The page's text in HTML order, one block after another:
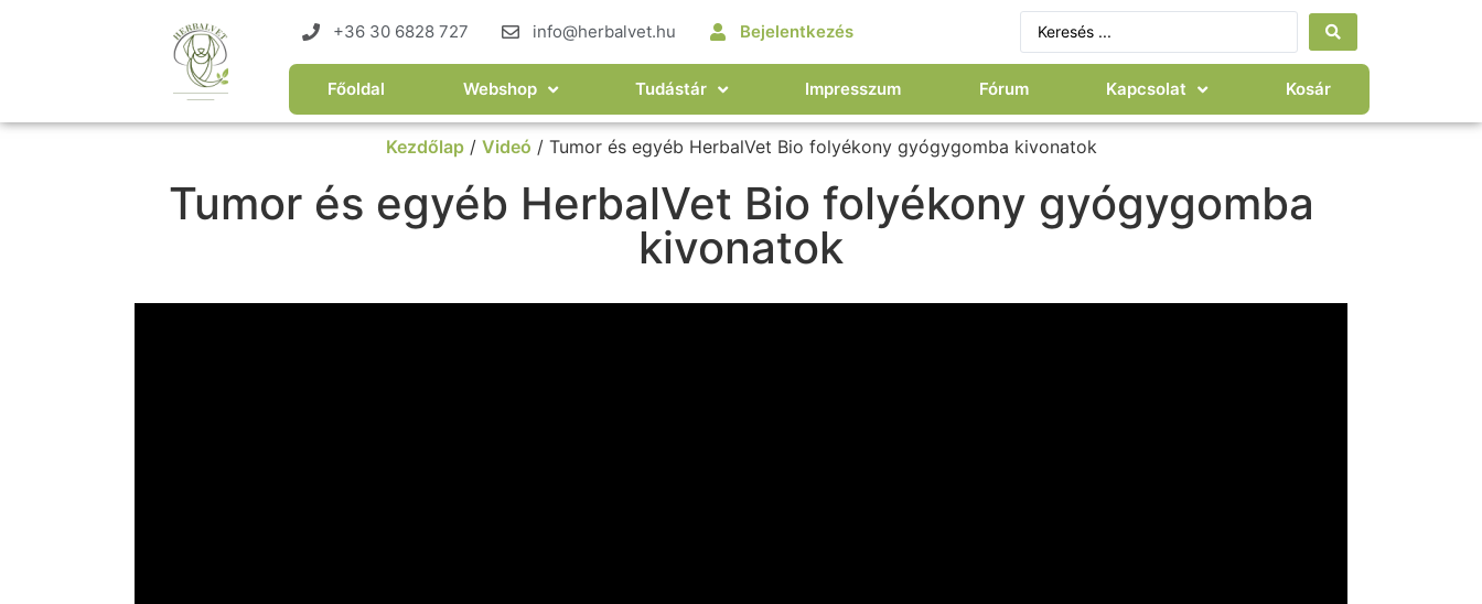
+36 30 6828 727 info@herbalvet.hu Bejelentkezés
Főoldal Webshop Tudástár Impresszum Fórum Kapcsolat Kosár
Kezdőlap/ Videó / Tumor és egyéb HerbalVet Bio folyékony gyógygomba kivonatok
Tumor és egyéb HerbalVet Bio folyékony gyógygomba
kivonatok